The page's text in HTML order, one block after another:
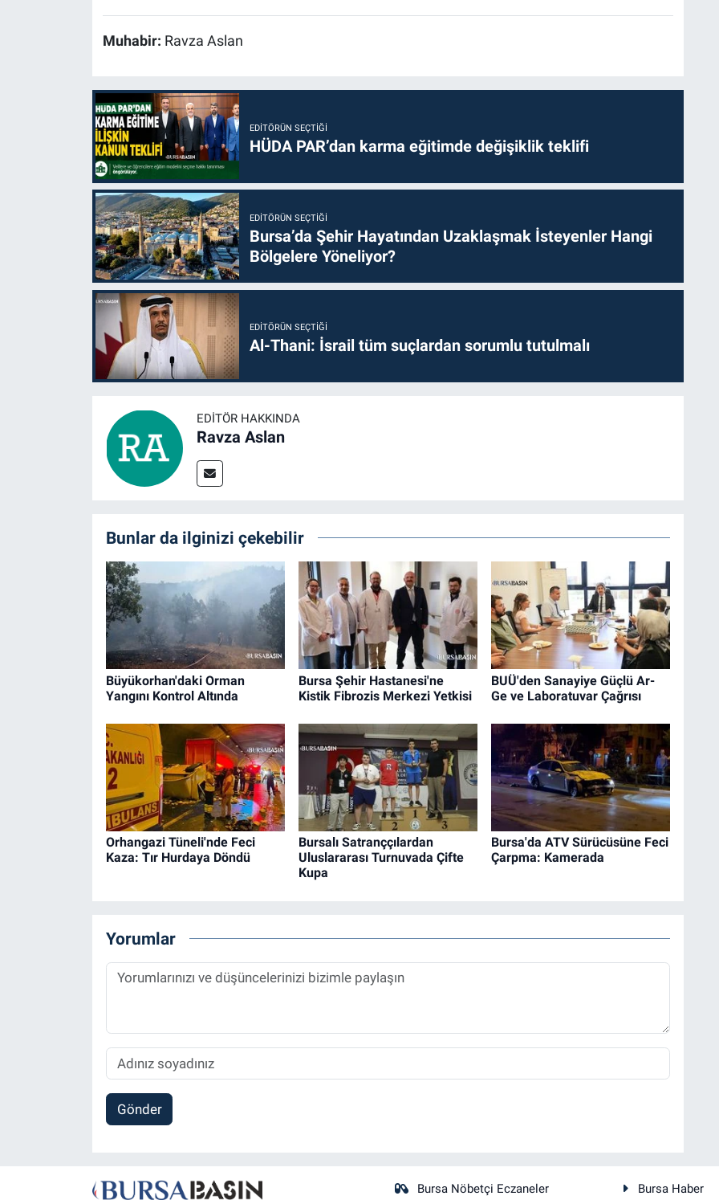
Muhabir: Ravza Aslan
EDITÖRÜN SEÇTIĞI
HÜDA PAR’dan karma eğitimde değişiklik teklifi
EDITÖRÜN SEÇTIĞI
Bursa’da Şehir Hayatından Uzaklaşmak İsteyenler Hangi
Bölgelere Yöneliyor?
EDITÖRÜN SEÇTIĞI
Al-Thani: İsrail tüm suçlardan sorumlu tutulmalı
EDITÖR HAKKINDA
Ravza Aslan
Bunlar da ilginizi çekebilir
Büyükorhan'daki Orman
Yangını Kontrol Altında
Bursa Şehir Hastanesi'ne
Kistik Fibrozis Merkezi Yetkisi
BUÜ'den Sanayiye Güçlü Ar-
Ge ve Laboratuvar Çağrısı
Orhangazi Tüneli'nde Feci
Kaza: Tır Hurdaya Döndü
Bursalı Satranççılardan
Uluslararası Turnuvada Çifte
Kupa
Bursa'da ATV Sürücüsüne Feci
Çarpma: Kamerada
Yorumlar
Gönder
Bursa Nöbetçi Eczaneler
Bursa Haber